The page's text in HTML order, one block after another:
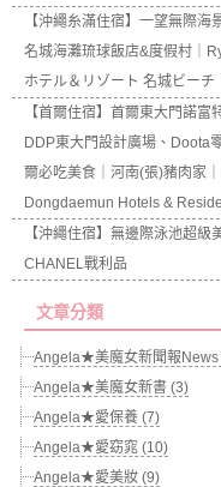
【沖繩糸滿住宿】一望無際海
名城海灘琉球飯店&度假村｜
ホテル＆リゾート 名城ビーチ
【首爾住宿】首爾東大門諾
DDP東大門設計廣場、Doota
爾必吃美食｜河南(張)豬肉家
Dongdaemun Hotels &
【沖繩住宿】無邊際泳池超
CHANEL戰利品
文章分類
Angela★美魔女新聞報News
Angela★美魔女新書 (3)
Angela★愛保養 (7)
Angela★愛窈窕 (10)
Angela★愛美妝 (9)